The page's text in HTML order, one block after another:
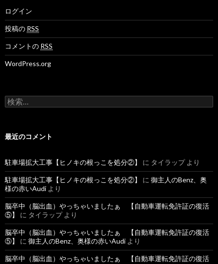
ログイン
投稿の RSS
コメントの RSS
WordPress.org
検
索
最近のコメント
駐車場拡大工事【ヒノキの根っこを処分②】 に タイラップより
駐車場拡大工事【ヒノキの根っこを処分②】 に 御主人のBenz、奥
様の赤いAudi より
脳卒中（脳出血）やっちゃいましたぁ 【自動車運転免許証の復活
⑤】
に タイラップより
脳卒中（脳出血）やっちゃいましたぁ 【自動車運転免許証の復活
⑤】
に 御主人のBenz、奥様の赤いAudi より
脳卒中（脳出血）やっちゃいましたぁ 【自動車運転免許証の復活